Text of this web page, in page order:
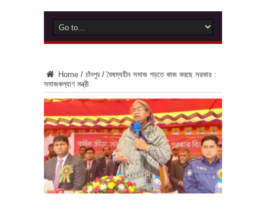
Home / চাঁদপুর / বৈষম্যহীন সমাজ গড়তে কাজ করছে সরকার :
সমাজকল্যাণ মন্ত্রী